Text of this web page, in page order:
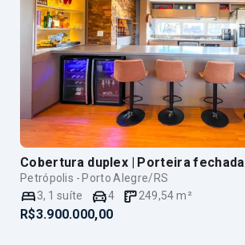
Cobertura duplex | Porteira fechada
Petrópolis - Porto Alegre/RS
3, 1 suíte 4 249,54 m²
R$3.900.000,00